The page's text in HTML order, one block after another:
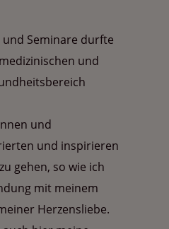
Seminare durfte
und
und
und inspirieren
gehen, so wie ich
mit meinem
Herzensliebe.